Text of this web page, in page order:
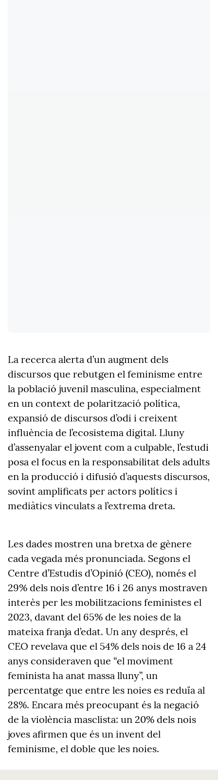
La recerca alerta d’un augment dels
discursos que rebutgen el feminisme entre
la població juvenil masculina, especialment
en un context de polarització política,
expansió de discursos d’odi i creixent
influència de l’ecosistema digital. Lluny
d’assenyalar el jovent com a culpable, l’estudi
posa el focus en la responsabilitat dels adults
en la producció i difusió d’aquests discursos,
sovint amplificats per actors polítics i
mediàtics vinculats a l’extrema dreta.
Les dades mostren una bretxa de gènere
cada vegada més pronunciada. Segons el
Centre d’Estudis d’Opinió (CEO), només el
29% dels nois d’entre 16 i 26 anys mostraven
interès per les mobilitzacions feministes el
2023, davant del 65% de les noies de la
mateixa franja d’edat. Un any després, el
CEO revelava que el 54% dels nois de 16 a 24
anys consideraven que “el moviment
feminista ha anat massa lluny”, un
percentatge que entre les noies es reduïa al
28%. Encara més preocupant és la negació
de la violència masclista: un 20% dels nois
joves afirmen que és un invent del
feminisme, el doble que les noies.